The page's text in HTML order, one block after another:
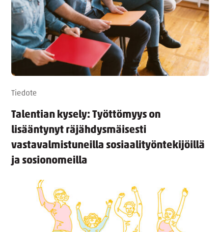
Tiedote
Talentian kysely: Työttömyys on
lisääntynyt räjähdysmäisesti
vastavalmistuneilla sosiaalityöntekijöillä
ja sosionomeilla